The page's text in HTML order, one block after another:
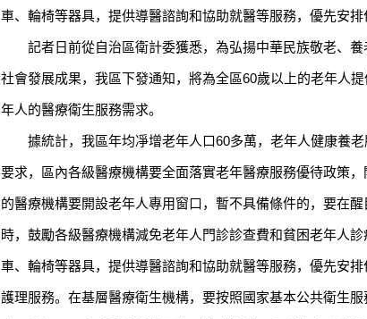
車、輪椅等器具，提供導醫諮詢和協助就醫等服務，優先安排
記者日前從自治區衛計委獲悉，為弘揚中華民族敬老、養
社會發展成果，我區下發通知，將為全區60歲以上的老年人
年人的醫療衛生服務需求。
據統計，我區年均凈增老年人口60多萬，老年人健康養老
要求，區內各級醫療機構要全面落實老年醫療服務優待政策
的醫療機構要開設老年人專用窗口，暫不具備條件的，要在醒
時，鼓勵各級醫療機構減免老年人門診診查費和貧困老年人
車、輪椅等器具，提供導醫諮詢和協助就醫等服務，優先安
護理服務。在基層醫療衛生機構，要按照國家基本公共衛生